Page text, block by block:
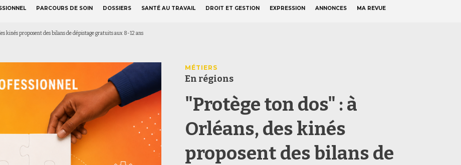
principale
PARCOURS DE SOIN DOSSIERS SANTÉ AU TRAVAIL DROIT ET GESTION EXPRESSION ANNONCES MA REVUE
kinés proposent des bilans de dépistage gratuits aux 8-12 ans
MÉTIERS
En régions
"Protège ton dos" : à
Orléans, des kinés
proposent des bilans de